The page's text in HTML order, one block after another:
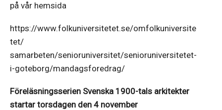
på vår hemsida
https://www.folkuniversitetet.se/omfolkuniversite
tet/
samarbeten/senioruniversitet/senioruniversitetet-
i-goteborg/mandagsforedrag/
Föreläsningsserien Svenska 1900-tals arkitekter
startar torsdagen den 4 november